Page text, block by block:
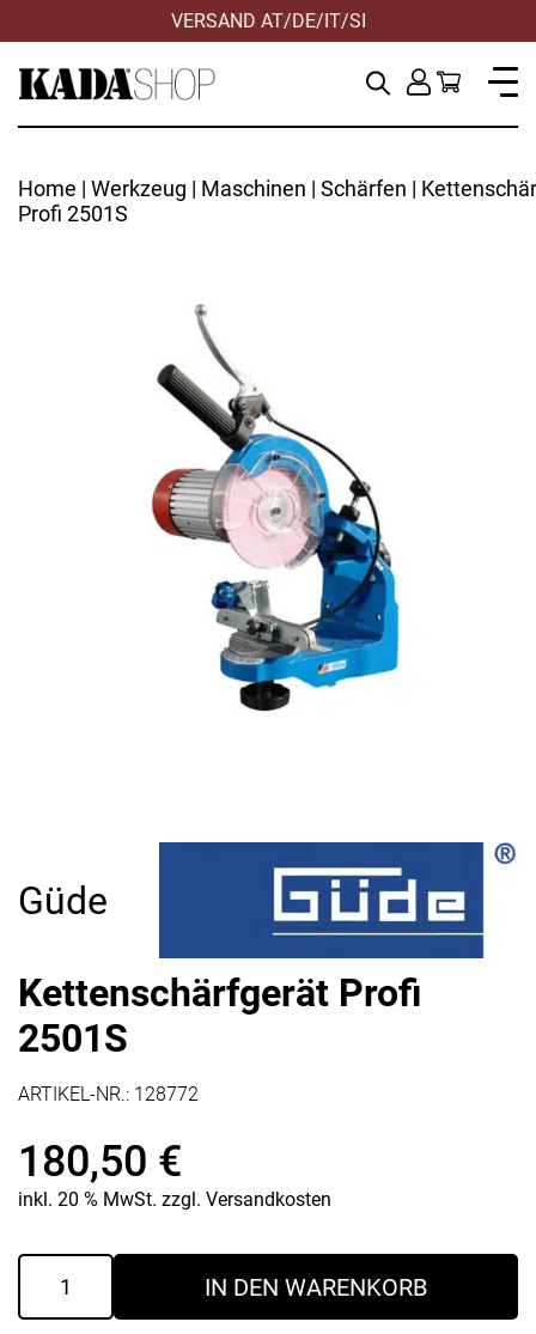
HILFE & KONTAKT
VERSAND AT/DE/IT/SI
Home | Werkzeug | Maschinen | Schärfen |
Profi 2501S
Güde
Kettenschärfgerät Profi
2501S
ARTIKEL-NR.: 128772
180,50 €
inkl. 20 % MwSt. zzgl. Versandkosten
Kettenschärfgerät
2501S
IN DEN WARENKORB